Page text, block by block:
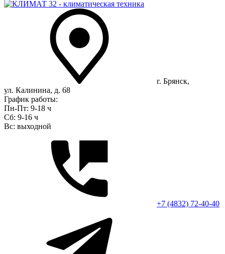
г. Брянск,
ул. Калинина, д. 68
График работы:
Пн-Пт: 9-18 ч
Сб: 9-16 ч
Вс: выходной
+7 (4832) 72-40-40